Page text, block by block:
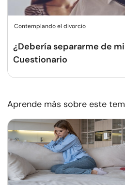
Contemplando el divorcio
¿Debería separarme de
Cuestionario
Aprende más sobre este